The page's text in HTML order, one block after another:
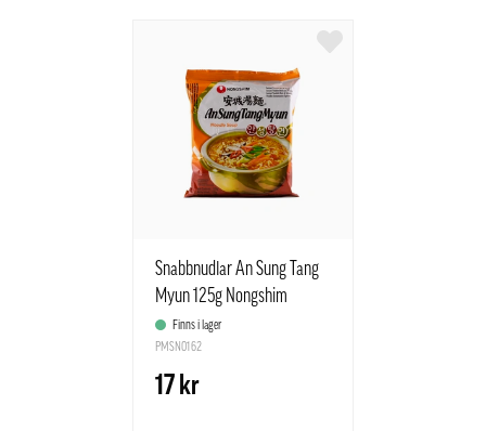
Snabbnudlar An Sung Tang
Myun 125g Nongshim
KoreanFinns i lager
PMSN0162
17 kr